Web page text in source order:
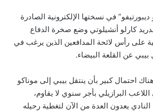
في نسختها الإلكترونية الصادرة
كارلو أنشيلوتي وضع صخرة الدفاع
على رأس لائحة المدافعين الذين يرغب في
عن القلعة البيضاء.
احتمال كبير بأن ينتقل بيبي إلى موناكو
البرازيلي بأجر سنوي لا يقاوم،
يعدون العدة من الآن لتغطية رحيله